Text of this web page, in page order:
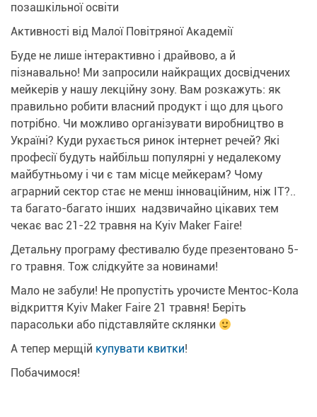
позашкільної освіти
Активності від Малої Повітряної Академії
Буде не лише інтерактивно і драйвово, а й
пізнавально! Ми запросили найкращих досвідчених
мейкерів у нашу лекційну зону. Вам розкажуть: як
правильно робити власний продукт і що для цього
потрібно. Чи можливо організувати виробництво в
Україні? Куди рухається ринок інтернет речей? Які
професії будуть найбільш популярні у недалекому
майбутньому і чи є там місце мейкерам? Чому
аграрний сектор стає не менш інноваційним, ніж IT?..
та багато-багато інших надзвичайно цікавих тем
чекає вас 21-22 травня на Kyiv Maker Faire!
Детальну програму фестивалю буде презентовано 5-
го травня. Тож слідкуйте за новинами!
Мало не забули! Не пропустіть урочисте Ментос-Кола
відкриття Kyiv Maker Faire 21 травня! Беріть
парасольки або підставляйте склянки
А тепер мерщій купувати квитки!
Побачимося!